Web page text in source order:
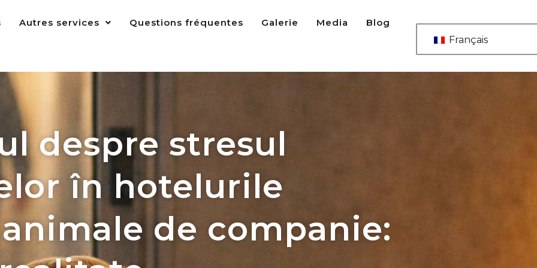
Autres services Questions fréquentes Galerie Media Blog
Français
despre stresul
în hotelurile
de companie: